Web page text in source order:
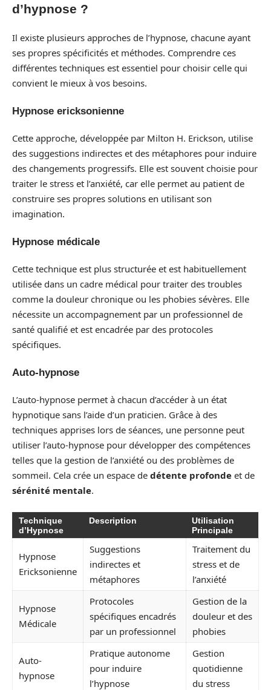
d’hypnose ?
Il existe plusieurs approches de l’hypnose, chacune ayant
ses propres spécificités et méthodes. Comprendre ces
différentes techniques est essentiel pour choisir celle qui
convient le mieux à vos besoins.
Hypnose ericksonienne
Cette approche, développée par Milton H. Erickson, utilise
des suggestions indirectes et des métaphores pour induire
des changements progressifs. Elle est souvent choisie pour
traiter le stress et l’anxiété, car elle permet au patient de
construire ses propres solutions en utilisant son
imagination.
Hypnose médicale
Cette technique est plus structurée et est habituellement
utilisée dans un cadre médical pour traiter des troubles
comme la douleur chronique ou les phobies sévères. Elle
nécessite un accompagnement par un professionnel de
santé qualifié et est encadrée par des protocoles
spécifiques.
Auto-hypnose
L’auto-hypnose permet à chacun d’accéder à un état
hypnotique sans l’aide d’un praticien. Grâce à des
techniques apprises lors de séances, une personne peut
utiliser l’auto-hypnose pour développer des compétences
telles que la gestion de l’anxiété ou des problèmes de
sommeil. Cela crée un espace de détente profonde et de
sérénité mentale.
Technique
d’Hypnose
Description
Utilisation
Principale
Hypnose
Ericksonienne
Suggestions
indirectes et
métaphores
Traitement du
stress et de
l’anxiété
Hypnose
Médicale
Protocoles
spécifiques encadrés
par un professionnel
Gestion de la
douleur et des
phobies
Auto-
hypnose
Pratique autonome
pour induire
l’hypnose
Gestion
quotidienne
du stress